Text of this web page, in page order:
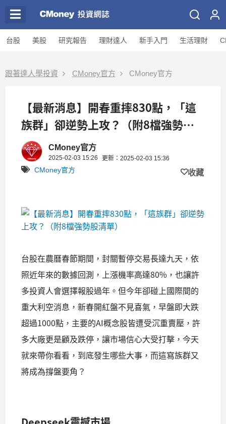
台股 美股 研究報告 理財達人 新手入門 生活理財
跟著達人學投資 CMoney官方 CMoney官方
【最新消息】開春重摔830點，「這
族群」卻逆勢上攻？（附8檔強勢股
清單）CMoney官方
2025-02-03 15:26 更新：2025-02-03 15:36
CMoney官方 收藏
台股在農曆春節期間，封關暫停交易長達九天，依
照近年來的數據回測，上漲機率高達80%，也讓許
多投資人會選擇報股過年。但今年卻碰上國際間的
重大利空消息，新春開紅盤不見喜氣，早盤即大跌
超過1000點，主要的AI概念股皆遭受沉重賣壓，許
多大廠更是顧及跌停，讓市場信心大受打擊，今天
就來帶你看看，到底發生哪些大事，而這寫族群又
將成為撐盤要角？